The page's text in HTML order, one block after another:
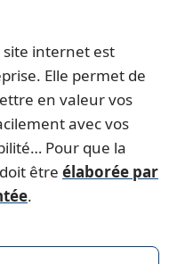
site internet est
Elle permet de
en valeur vos
avec vos
Pour que la
être élaborée par
.